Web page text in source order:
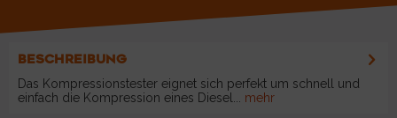
BESCHREIBUNG
Das Kompressionstester eignet sich perfekt um schnell und
einfach die Kompression eines Diesel...
mehr